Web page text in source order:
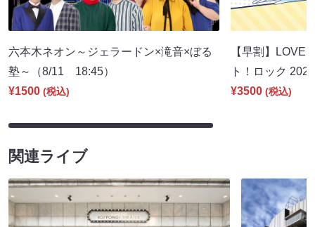
六本木ネオン～ジェラードン×滝音×ぼる
塾～（8/11 18:45）
¥1500 (税込)
【早割】LOVE
ト！ロック
¥3500 (税込)
関連ライブ